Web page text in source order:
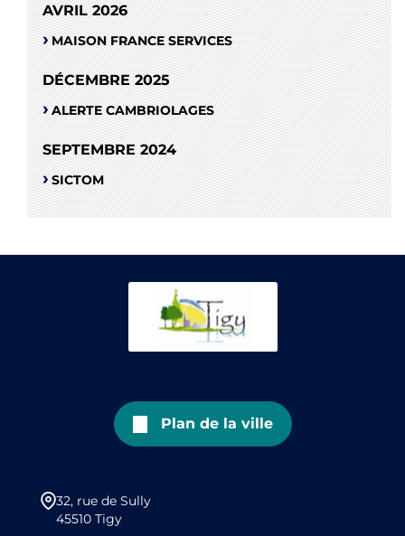
AVRIL 2026
MAISON FRANCE SERVICES
DÉCEMBRE 2025
ALERTE CAMBRIOLAGES
SEPTEMBRE 2024
SICTOM
Plan de la ville
32, rue de Sully
45510 Tigy